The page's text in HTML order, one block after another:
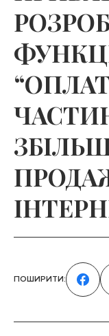
ПОШИРИТИ: